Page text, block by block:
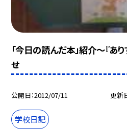
「今日の読んだ本」紹介〜『あ
せ
公開日 2012/07/11 更新
学校日記